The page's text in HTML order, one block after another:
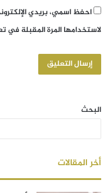
احفظ اسمي، بريدي
لاستخدامها المرة المقبلة في
البحث
أخر المقالات